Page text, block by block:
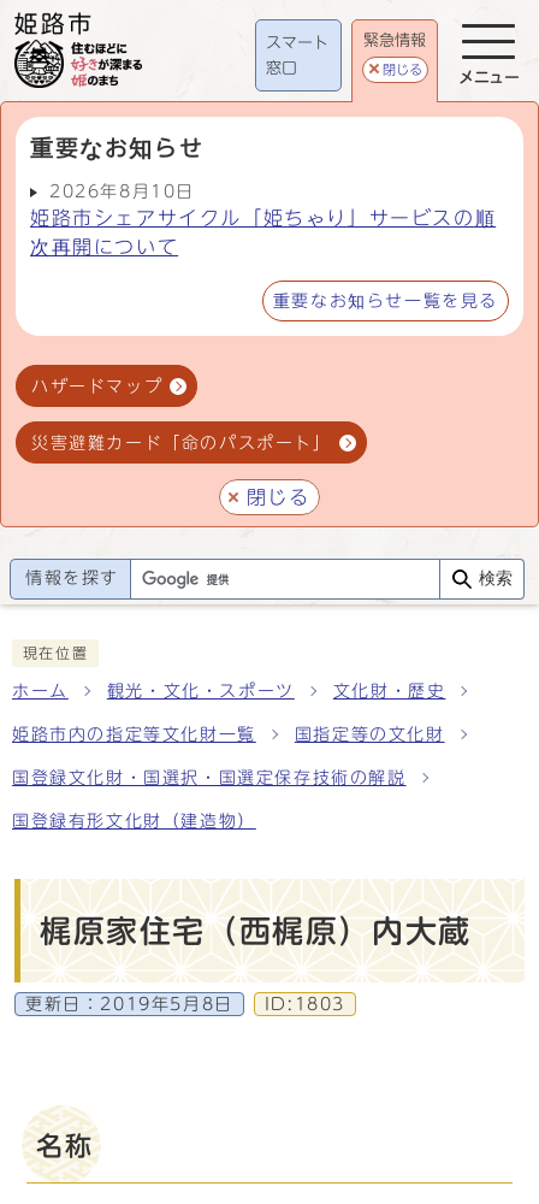
スマート
窓口
緊急情報
閉じる
重要なお知らせ
2026年8月10日
姫路市シェアサイクル「姫ちゃり」サービスの順
次再開について
重要なお知らせ一覧を見る
ハザードマップ
災害避難カード「命のパスポート」
閉じる
メニュー
情報を探す 検索
現在位置
ホーム 観光・文化・スポーツ 文化財・歴史
姫路市内の指定等文化財一覧 国指定等の文化財
国登録文化財・国選択・国選定保存技術の解説
国登録有形文化財（建造物）
梶原家住宅（西梶原）内大蔵
更新日： 2019年5月8日 ID:1803
名称